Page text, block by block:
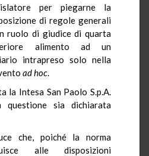
per piegarne la
di regole generali
ruolo di giudice di quarta
alimento ad un
intrapreso solo nella
ad hoc.
la Intesa San Paolo S.p.A.
sia dichiarata
che, poiché la norma
alle disposizioni